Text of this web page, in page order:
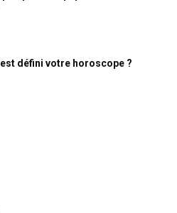
défini votre horoscope ?